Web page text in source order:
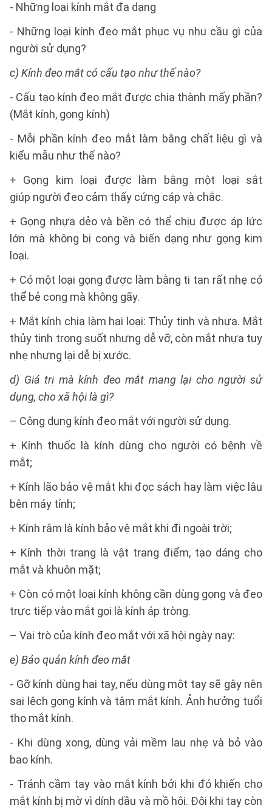
- Những loại kính mắt đa dạng
- Những loại kính đeo mắt phục vụ nhu cầu gì của
người sử dụng?
c) Kính đeo mắt có cấu tạo như thế nào?
- Cấu tạo kính đeo mắt được chia thành mấy phần?
(Mắt kính, gọng kính)
- Mỗi phần kính đeo mắt làm bằng chất liệu gì và
kiểu mẫu như thế nào?
+ Gọng kim loại được làm bằng một loại sắt
giúp người đeo cảm thấy cứng cáp và chắc.
+ Gọng nhựa dẻo và bền có thể chịu được áp lức
lớn mà không bị cong và biến dạng như gọng kim
loại.
+ Có một loại gọng được làm bằng ti tan rất nhẹ có
thể bẻ cong mà không gãy.
+ Mắt kính chia làm hai loại: Thủy tinh và nhựa. Mắt
thủy tinh trong suốt nhưng dễ vỡ, còn mắt nhựa tuy
nhẹ nhưng lại dễ bị xước.
d) Giá trị mà kính đeo mắt mang lại cho người sử
dụng, cho xã hội là gì?
– Công dụng kính đeo mắt với người sử dụng.
+ Kính thuốc là kính dùng cho người có bệnh về
mắt;
+ Kính lão bảo vệ mắt khi đọc sách hay làm việc lâu
bên máy tính;
+ Kính râm là kính bảo vệ mắt khi đi ngoài trời;
+ Kính thời trang là vật trang điểm, tạo dáng cho
mắt và khuôn mặt;
+ Còn có một loại kính không cần dùng gọng và đeo
trực tiếp vào mắt gọi là kính áp tròng.
– Vai trò của kính đeo mắt với xã hội ngày nay:
e) Bảo quản kính đeo mắt
- Gỡ kính dùng hai tay, nếu dùng một tay sẽ gây nên
sai lệch gọng kính và tâm mắt kính. Ảnh hưởng tuổi
thọ mắt kính.
- Khi dùng xong, dùng vải mềm lau nhẹ và bỏ vào
bao kính.
- Tránh cầm tay vào mắt kính bởi khi đó khiến cho
mắt kính bị mờ vì dính dầu và mồ hôi. Đôi khi tay còn